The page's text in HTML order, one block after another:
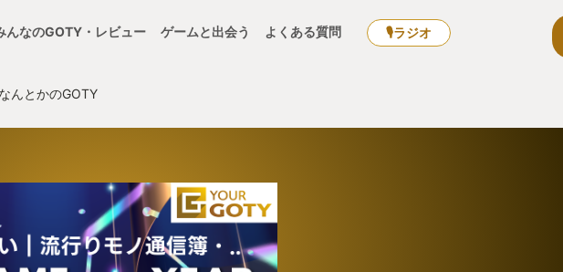
んなのGOTY・レビュー ゲームと出会う よくある質問 🎙ラジオ
んとかのGOTY